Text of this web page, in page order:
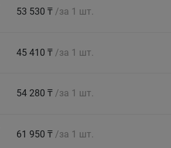
53 530 ₸ /за 1 шт.
45 410 ₸ /за 1 шт.
54 280 ₸ /за 1 шт.
61 950 ₸ /за 1 шт.